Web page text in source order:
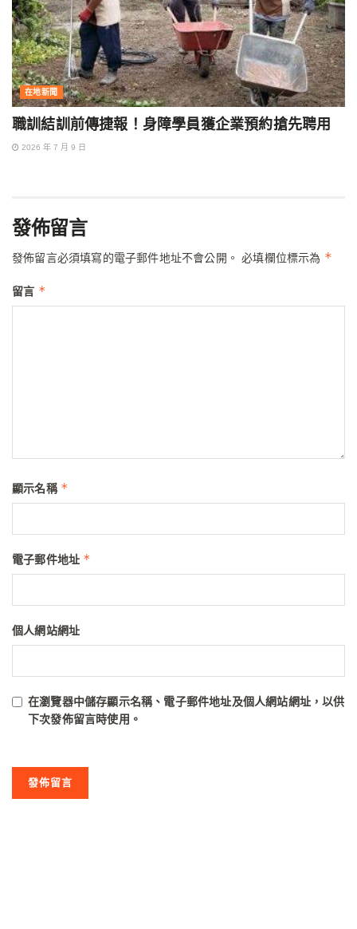
在地新聞
職訓結訓前傳捷報！身障學員獲企業預約搶先聘用
2026 年 7 月 9 日
發佈留言
發佈留言必須填寫的電子郵件地址不會公開。 必填欄位標示為 *
留言 *
顯示名稱 *
電子郵件地址 *
個人網站網址
在瀏覽器中儲存顯示名稱、電子郵件地址及個人網站網址，以供
下次發佈留言時使用。